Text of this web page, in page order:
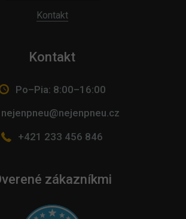
Kontakt
Kontakt
Po–Pia: 8:00–16:00
nejenpneu@nejenpneu.cz
+421 233 456 846
zákazníkmi